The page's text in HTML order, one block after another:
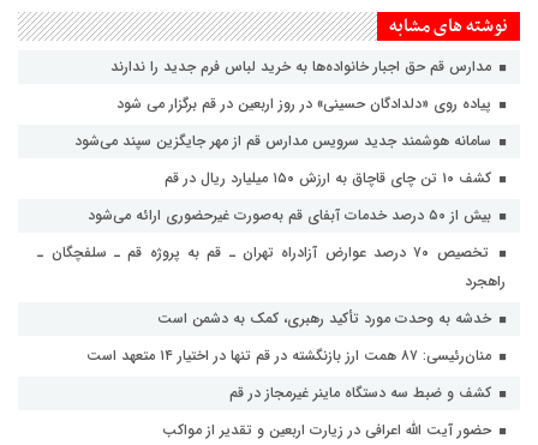
نوشته های مشابه
مدارس قم حق اجبار خانواده‌ها به خرید لباس فرم جدید را ندارند
پیاده روی «دلدادگان حسینی» در روز اربعین در قم برگزار می شود
سامانه هوشمند جدید سرویس مدارس قم از مهر جایگزین سپند می‌شود
کشف ۱۰ تن چای قاچاق به ارزش ۱۵۰ میلیارد ریال در قم
بیش از ۵۰ درصد خدمات آبفای قم به‌صورت غیرحضوری ارائه می‌شود
تخصیص ۷۰ درصد عوارض آزادراه تهران ـ قم به پروژه قم ـ سلفچگان ـ
راهجرد
خدشه به وحدت مورد تأکید رهبری، کمک به دشمن است
منان‌رئیسی: ۸۷ همت ارز بازنگشته در قم تنها در اختیار ۱۴ متعهد است
کشف و ضبط سه دستگاه ماینر غیرمجاز در قم
حضور آیت الله اعرافی در زیارت اربعین و تقدیر از مواکب